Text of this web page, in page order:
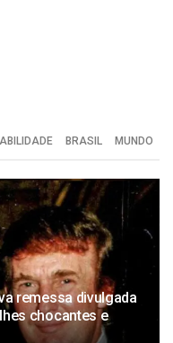
BRASIL MUNDO
remessa divulgada
chocantes e